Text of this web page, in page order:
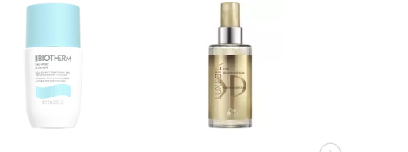
Triisostearyl Citrate, Glyceryl Behenate,
Annuus (Solsikke) Frøvoks, Simmondsia Chinensis
Frøolje, Punica Granatum Blomsterekstrakt,
Rhamnoides Oil, Prunus Silicor Steglycat-2,
Domestica Seedocyl. , Smak (aroma), Linalool Kan
Glimmer, titandioksid (Ci 77891), jernoksider (Ci
Ci 77492, Ci 77499), Blue 1 Lake (Ci 42090), Red 7 Lake